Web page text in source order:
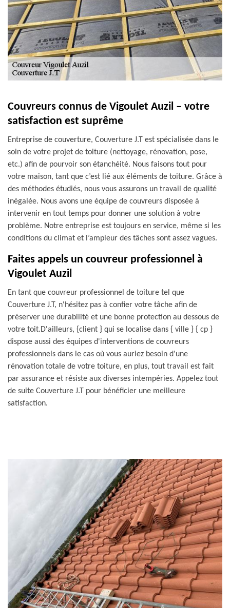
Couvreurs connus de Vigoulet Auzil – votre
satisfaction est suprême
Entreprise de couverture, Couverture J.T est spécialisée dans le
soin de votre projet de toiture (nettoyage, rénovation, pose,
etc.) afin de pourvoir son étanchéité. Nous faisons tout pour
votre maison, tant que c’est lié aux éléments de toiture. Grâce à
des méthodes étudiés, nous vous assurons un travail de qualité
inégalée. Nous avons une équipe de couvreurs disposée à
intervenir en tout temps pour donner une solution à votre
problème. Notre entreprise est toujours en service, même si les
conditions du climat et l’ampleur des tâches sont assez vagues.
Faites appels un couvreur professionnel à
Vigoulet Auzil
En tant que couvreur professionnel de toiture tel que
Couverture J.T, n'hésitez pas à confier votre tâche afin de
préserver une durabilité et une bonne protection au dessous de
votre toit.D'ailleurs, {client } qui se localise dans { ville } { cp }
dispose aussi des équipes d'interventions de couvreurs
professionnels dans le cas où vous auriez besoin d'une
rénovation totale de votre toiture, en plus, tout travail est fait
par assurance et résiste aux diverses intempéries. Appelez tout
de suite Couverture J.T pour bénéficier une meilleure
satisfaction.